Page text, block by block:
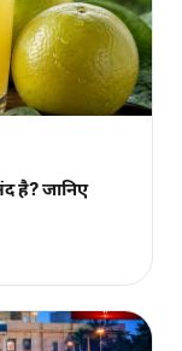
है? जानिए